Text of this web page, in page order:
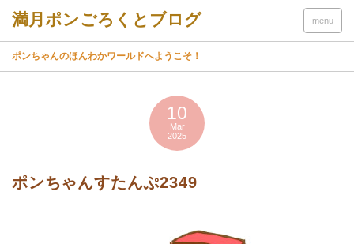
menu
ポンちゃんのほんわかワールドへようこそ！
10
Mar
2025
ポンちゃんすたんぷ2349